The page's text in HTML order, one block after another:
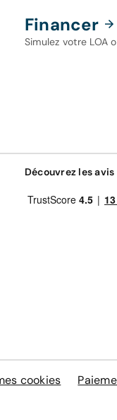
Financer
Simulez votre LOA
Découvrez les
cookies